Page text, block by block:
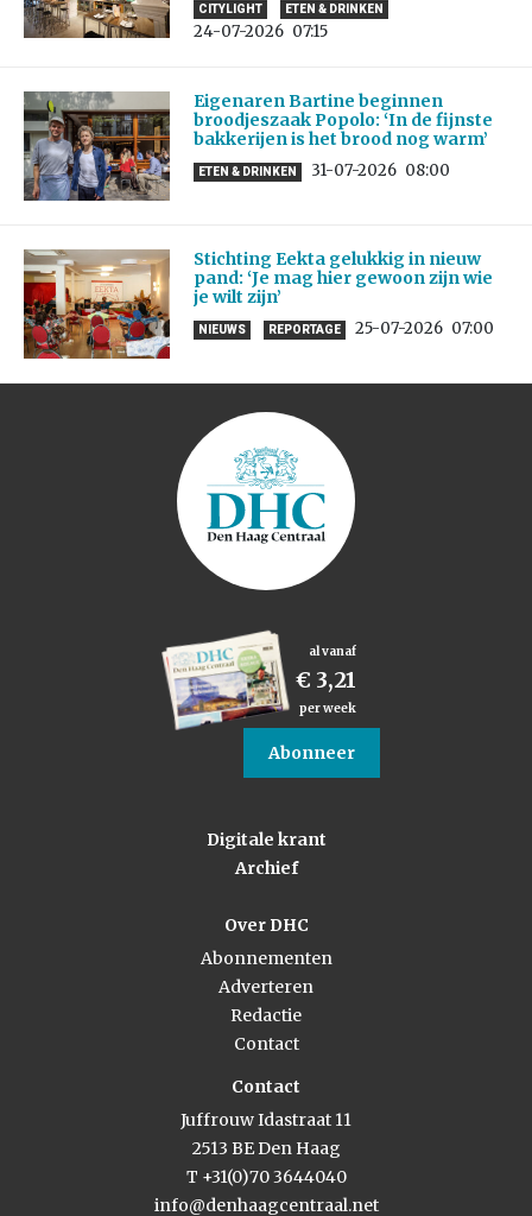
CITYLIGHT ETEN & DRINKEN
24-07-2026 07:15
Eigenaren Bartine beginnen
broodjeszaak Popolo: ‘In de fijnste
bakkerijen is het brood nog warm’
ETEN & DRINKEN 31-07-2026 08:00
Stichting Eekta gelukkig in nieuw
pand: ‘Je mag hier gewoon zijn wie
je wilt zijn’
NIEUWS REPORTAGE 25-07-2026 07:00
al vanaf
€ 3,21
per week
Abonneer
Digitale krant
Archief
Over DHC
Abonnementen
Adverteren
Redactie
Contact
Contact
Juffrouw Idastraat 11
2513 BE Den Haag
T +31(0)70 3644040
info@denhaagcentraal.net